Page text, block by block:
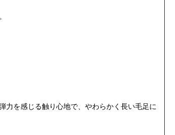
力を感じる触り心地で、やわらかく長い毛足に